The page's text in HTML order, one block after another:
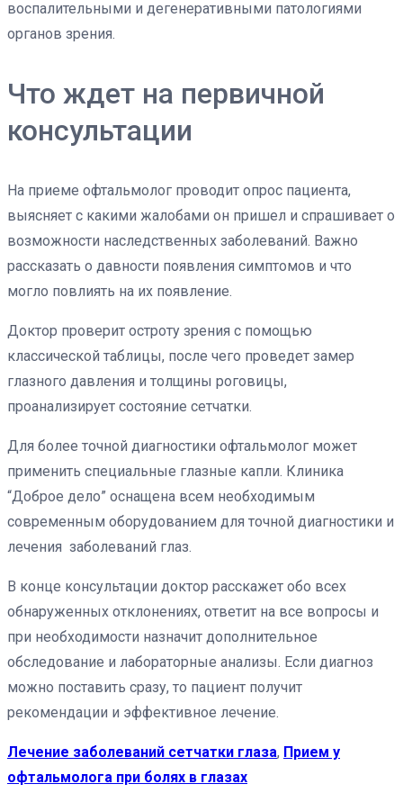
воспалительными и дегенеративными патологиями
органов зрения.
Что ждет на первичной
консультации
На приеме офтальмолог проводит опрос пациента,
выясняет с какими жалобами он пришел и спрашивает о
возможности наследственных заболеваний. Важно
рассказать о давности появления симптомов и что
могло повлиять на их появление.
Доктор проверит остроту зрения с помощью
классической таблицы, после чего проведет замер
глазного давления и толщины роговицы,
проанализирует состояние сетчатки.
Для более точной диагностики офтальмолог может
применить специальные глазные капли. Клиника
“Доброе дело” оснащена всем необходимым
современным оборудованием для точной диагностики и
лечения заболеваний глаз.
В конце консультации доктор расскажет обо всех
обнаруженных отклонениях, ответит на все вопросы и
при необходимости назначит дополнительное
обследование и лабораторные анализы. Если диагноз
можно поставить сразу, то пациент получит
рекомендации и эффективное лечение.
Лечение заболеваний сетчатки глаза, Прием у
офтальмолога при болях в глазах